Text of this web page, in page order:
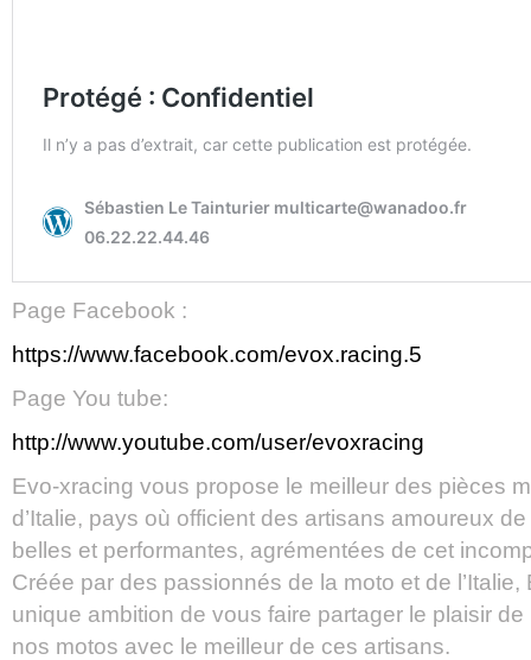
Page Facebook :
https://www.facebook.com/evox.racing.5
Page You tube:
http://www.youtube.com/user/evoxracing
Evo-xracing vous propose le meilleur des pièces
d’Italie, pays où officient des artisans amoureux
belles et performantes, agrémentées de cet
Créée par des passionnés de la moto et de
unique ambition de vous faire partager le plaisir
nos motos avec le meilleur de ces artisans.